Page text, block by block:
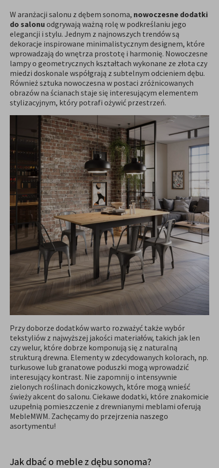
W aranżacji salonu z dębem sonoma, nowoczesne dodatki
do salonu odgrywają ważną rolę w podkreślaniu jego
elegancji i stylu. Jednym z najnowszych trendów są
dekoracje inspirowane minimalistycznym designem, które
wprowadzają do wnętrza prostotę i harmonię. Nowoczesne
lampy o geometrycznych kształtach wykonane ze złota czy
miedzi doskonale współgrają z subtelnym odcieniem dębu.
Również sztuka nowoczesna w postaci zróżnicowanych
obrazów na ścianach staje się interesującym elementem
stylizacyjnym, który potrafi ożywić przestrzeń.
Przy doborze dodatków warto rozważyć także wybór
tekstyliów z najwyższej jakości materiałów, takich jak len
czy welur, które dobrze komponują się z naturalną
strukturą drewna. Elementy w zdecydowanych kolorach, np.
turkusowe lub granatowe poduszki mogą wprowadzić
interesujący kontrast. Nie zapomnij o intensywnie
zielonych roślinach doniczkowych, które mogą wnieść
świeży akcent do salonu. Ciekawe dodatki, które znakomicie
uzupełnią pomieszczenie z drewnianymi meblami oferują
MebleMWM. Zachęcamy do przejrzenia naszego
asortymentu!
Jak dbać o meble z dębu sonoma?